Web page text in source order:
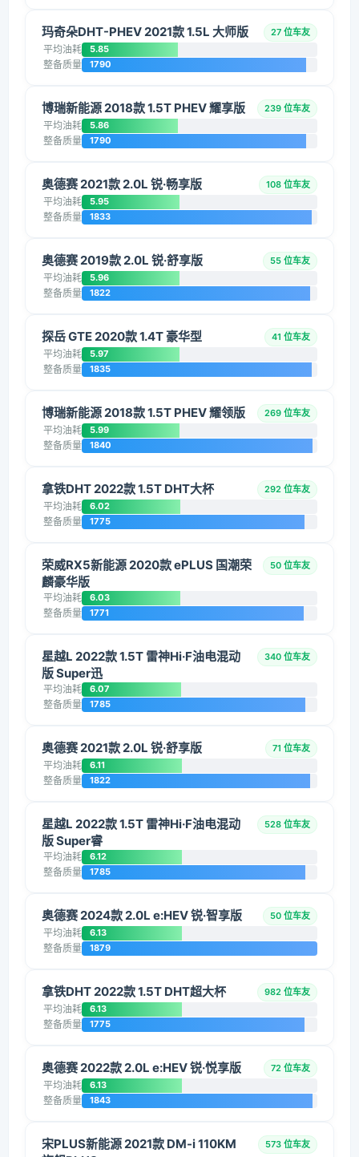
玛奇朵DHT-PHEV 2021款 1.5L 大师版 27 位车友
平均油耗 5.85
整备质量 1790
博瑞新能源 2018款 1.5T PHEV 耀享版 239 位车友
平均油耗 5.86
整备质量 1790
奥德赛 2021款 2.0L 锐·畅享版 108 位车友
平均油耗 5.95
整备质量 1833
奥德赛 2019款 2.0L 锐·舒享版 55 位车友
平均油耗 5.96
整备质量 1822
探岳 GTE 2020款 1.4T 豪华型 41 位车友
平均油耗 5.97
整备质量 1835
博瑞新能源 2018款 1.5T PHEV 耀领版 269 位车友
平均油耗 5.99
整备质量 1840
拿铁DHT 2022款 1.5T DHT大杯 292 位车友
平均油耗 6.02
整备质量 1775
荣威RX5新能源 2020款 ePLUS 国潮荣
麟豪华版
50 位车友
平均油耗 6.03
整备质量 1771
星越L 2022款 1.5T 雷神Hi·F油电混动
版 Super迅
340 位车友
平均油耗 6.07
整备质量 1785
奥德赛 2021款 2.0L 锐·舒享版 71 位车友
平均油耗 6.11
整备质量 1822
星越L 2022款 1.5T 雷神Hi·F油电混动
版 Super睿
528 位车友
平均油耗 6.12
整备质量 1785
奥德赛 2024款 2.0L e:HEV 锐·智享版 50 位车友
平均油耗 6.13
整备质量 1879
拿铁DHT 2022款 1.5T DHT超大杯 982 位车友
平均油耗 6.13
整备质量 1775
奥德赛 2022款 2.0L e:HEV 锐·悦享版 72 位车友
平均油耗 6.13
整备质量 1843
宋PLUS新能源 2021款 DM-i 110KM
573 位车友